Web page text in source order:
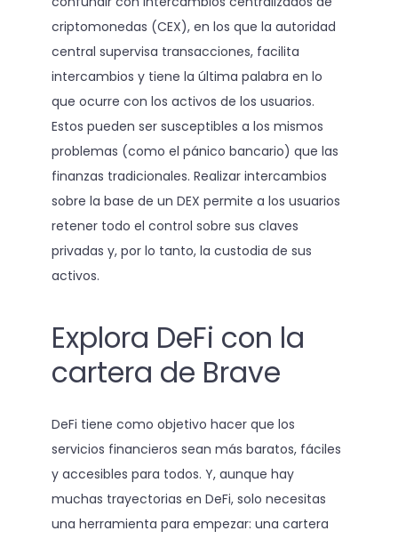
criptomonedas (CEX), en los que la autoridad
central supervisa transacciones, facilita
intercambios y tiene la última palabra en lo
que ocurre con los activos de los usuarios.
Estos pueden ser susceptibles a los mismos
problemas (como el pánico bancario) que las
finanzas tradicionales. Realizar intercambios
sobre la base de un DEX permite a los usuarios
retener todo el control sobre sus claves
privadas y, por lo tanto, la custodia de sus
activos.
Explora DeFi con la
cartera de Brave
DeFi tiene como objetivo hacer que los
servicios financieros sean más baratos, fáciles
y accesibles para todos. Y, aunque hay
muchas trayectorias en DeFi, solo necesitas
una herramienta para empezar: una cartera